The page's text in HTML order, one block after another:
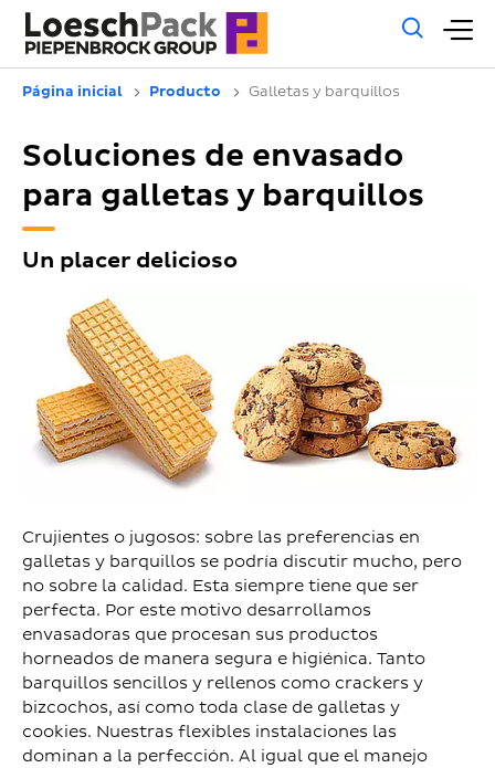
Página inicial Producto Galletas y barquillos
Soluciones de envasado
para galletas y barquillos
Un placer delicioso
Crujientes o jugosos: sobre las preferencias en
galletas y barquillos se podría discutir mucho, pero
no sobre la calidad. Esta siempre tiene que ser
perfecta. Por este motivo desarrollamos
envasadoras que procesan sus productos
horneados de manera segura e higiénica. Tanto
barquillos sencillos y rellenos como crackers y
bizcochos, así como toda clase de galletas y
cookies. Nuestras flexibles instalaciones las
dominan a la perfección. Al igual que el manejo